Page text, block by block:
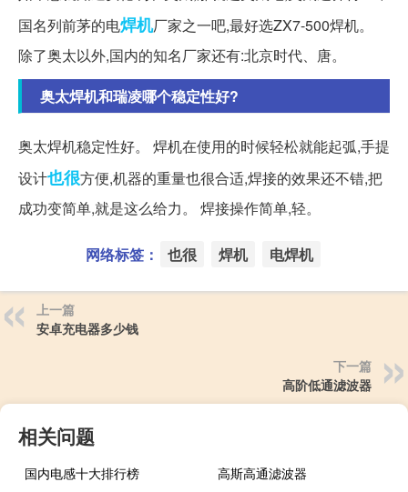
国名列前茅的电焊机厂家之一吧,最好选ZX7-500焊机。
除了奥太以外,国内的知名厂家还有:北京时代、唐。
奥太焊机和瑞凌哪个稳定性好?
奥太焊机稳定性好。 焊机在使用的时候轻松就能起弧,手提
设计也很方便,机器的重量也很合适,焊接的效果还不错,把
成功变简单,就是这么给力。 焊接操作简单,轻。
网络标签： 也很 焊机 电焊机
上一篇
安卓充电器多少钱
下一篇
高阶低通滤波器
相关问题
国内电感十大排行榜
高斯高通滤波器